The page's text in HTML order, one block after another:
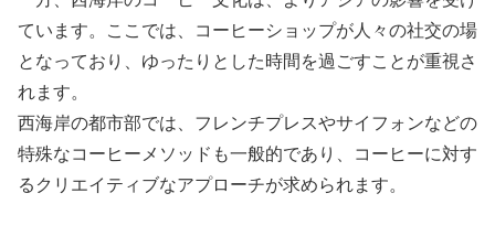
ています。ここでは、コーヒーショップが人々の社交の場
となっており、ゆったりとした時間を過ごすことが重視さ
れます。
西海岸の都市部では、フレンチプレスやサイフォンなどの
特殊なコーヒーメソッドも一般的であり、コーヒーに対す
るクリエイティブなアプローチが求められます。